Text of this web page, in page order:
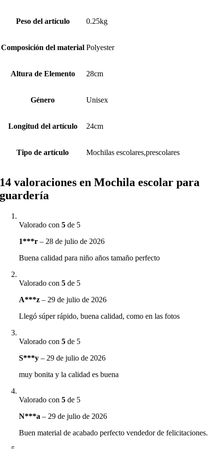
Peso del artículo 0.25kg
Composición del material Polyester
Altura de Elemento 28cm
Género Unisex
Longitud del artículo 24cm
Tipo de artículo Mochilas escolares,prescolares
14 valoraciones enMochila escolar para
guardería
Valorado con5 de 5
1***r– 28 de julio de 2026
Buena calidad para niño años tamaño perfecto
Valorado con5 de 5
A***z– 29 de julio de 2026
Llegó súper rápido, buena calidad, como en las fotos
Valorado con5 de 5
S***y– 29 de julio de 2026
muy bonita y la calidad es buena
Valorado con5 de 5
N***a– 29 de julio de 2026
Buen material de acabado perfecto vendedor de felicitaciones.